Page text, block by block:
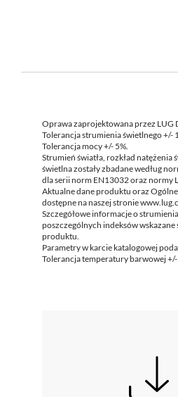
Oprawa zaprojektowana przez LUG
Tolerancja strumienia świetlnego +/-
Tolerancja mocy +/- 5%.
Strumień światła, rozkład natężenia
świetlna zostały zbadane według
dla serii norm EN13032 oraz normy
Aktualne dane produktu oraz
dostępne na naszej stronie
Szczegółowe informacje o
poszczególnych indeksów wskazane
produktu.
Parametry w karcie katalogowej
Tolerancja temperatury barwowej +/-